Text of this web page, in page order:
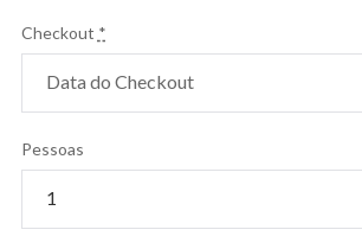
Checkout *
Pessoas